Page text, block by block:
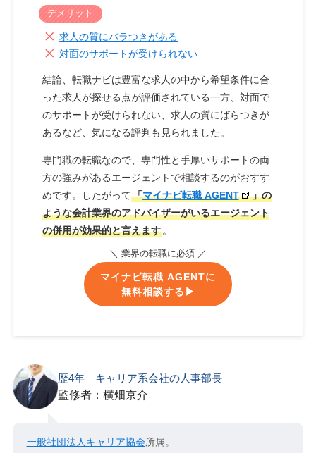
デメリット
求人の質にバラつきがある
対面のサポートが受けられない
結論、転職ナビは豊富な求人の中から希望条件に合
った求人が探せる点が評価されている一方、対面で
のサポートが受けられない、求人の質にばらつきが
あるなど、気になる評判も見られました。
専門職の転職なので、専門性と手厚いサポートの両
方の強みがあるエージェントで相談するのがおすす
めです。したがって「マイナビ転職 AGENT
」の
ような会計業界のアドバイザーがいるエージェント
の併用が効果的と言えます。
＼ 業界の転職に必須 ／
マイナビ転職 AGENTに
無料相談する▶︎
歴4年｜キャリア系会社の人事部長
監修者：横畑京介
一般社団法人キャリア協会所属。